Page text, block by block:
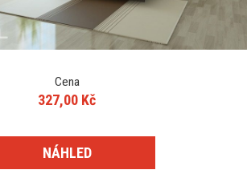
Cena
327,00 Kč
NÁHLED